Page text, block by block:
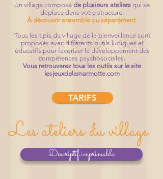
Un village composé de plusieurs ateliers qui se
déplace dans votre structure.
À découvrir ensemble ou séparément.
Tous les tipis du village de la bienveillance sont
proposés avec différents outils ludiques et
éducatifs pour favoriser le développement des
compétences psychosociales.
Vous retrouverez tous les outils sur le site
lesjeuxdelamarmotte.com
Les ateliers du village
TARIFS
Descriptif imprimable